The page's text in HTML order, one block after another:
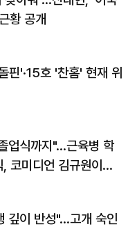
황 공개
핀'·15호 '찬홈' 현재 위
업식까지"…근육병 학
코미디언 김규원이었
깊이 반성"…고개 숙인